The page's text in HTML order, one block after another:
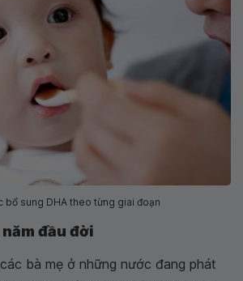
bổ sung DHA theo từng giai đoạn
đầu đời
bà mẹ ở những nước đang phát